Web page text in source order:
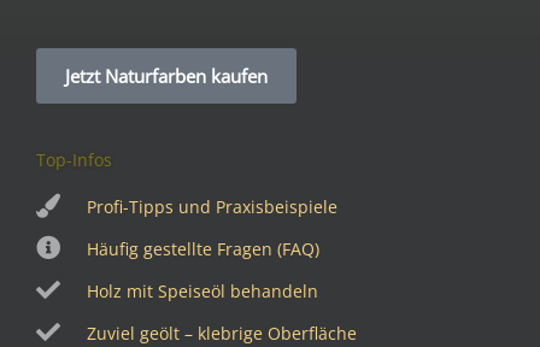
Jetzt Naturfarben kaufen
Top-Infos
Profi-Tipps und Praxisbeispiele
Häufig gestellte Fragen (FAQ)
Holz mit Speiseöl behandeln
Zuviel geölt – klebrige Oberfläche